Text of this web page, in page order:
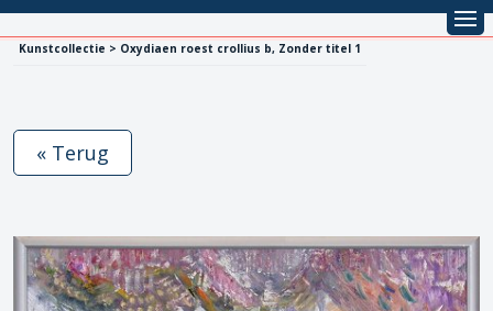
Kunstcollectie > Oxydiaen roest crollius b, Zonder titel 1
« Terug